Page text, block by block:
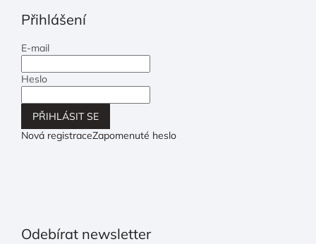
Přihlášení
E-mail
Heslo
PŘIHLÁSIT SE
Nová registraceZapomenuté heslo
Odebírat newsletter